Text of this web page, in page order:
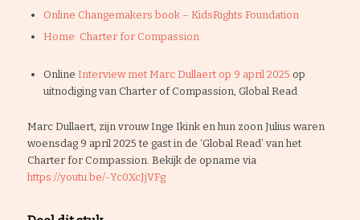
Online Changemakers book – KidsRights Foundation
Home: Charter for Compassion
Online Interview met Marc Dullaert op 9 april 2025 op
uitnodiging van Charter of Compassion, Global Read
Marc Dullaert, zijn vrouw Inge Ikink en hun zoon Julius waren
woensdag 9 april 2025 te gast in de ‘Global Read’ van het
Charter for Compassion. Bekijk de opname via
https://youtu.be/-Yc0XcJjVFg